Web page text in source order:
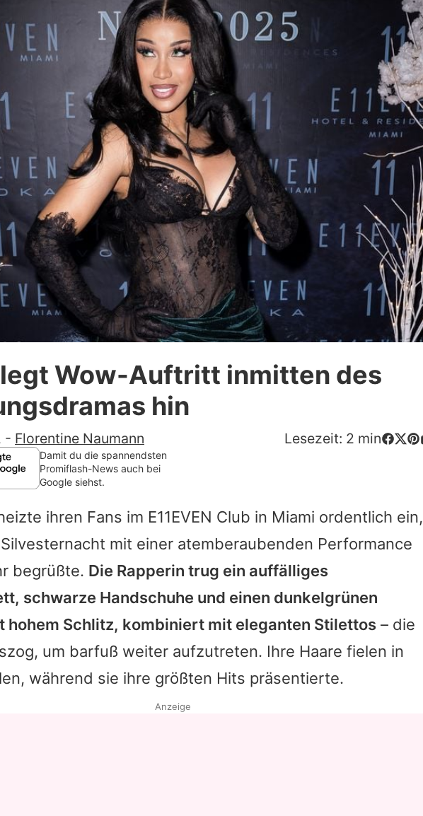
Filme & Serien
Lifestyle
Familie & Liebe
Promiflash Exklusiv
Alle Themen auf Promiflash
Jobs
App runterladen
Team
Redaktionelle Richtlinien
Impressum
Datenschutzerklärung
Nutzungsbedingungen
Utiq verwalten
legt Wow-Auftritt inmitten des
hin
- Florentine Naumann Lesezeit: 2 min
Damit du die spannendsten
Promiflash-News auch bei
Google siehst.
ihren Fans im E11EVEN Club in Miami ordentlich ein,
mit einer atemberaubenden Performance
begrüßte. Die Rapperin trug ein auffälliges
schwarze Handschuhe und einen dunkelgrünen
hohem Schlitz, kombiniert mit eleganten Stilettos – die
um barfuß weiter aufzutreten. Ihre Haare fielen in
während sie ihre größten Hits präsentierte.
Anzeige